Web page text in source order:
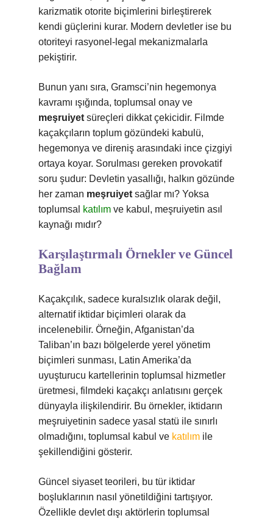
karizmatik otorite biçimlerini birleştirerek
kendi güçlerini kurar. Modern devletler ise bu
otoriteyi rasyonel-legal mekanizmalarla
pekiştirir.
Bunun yanı sıra, Gramsci’nin hegemonya
kavramı ışığında, toplumsal onay ve
meşruiyet süreçleri dikkat çekicidir. Filmde
kaçakçıların toplum gözündeki kabulü,
hegemonya ve direniş arasındaki ince çizgiyi
ortaya koyar. Sorulması gereken provokatif
soru şudur: Devletin yasallığı, halkın gözünde
her zaman meşruiyet sağlar mı? Yoksa
toplumsal
katılım ve kabul, meşruiyetin asıl
kaynağı mıdır?
Karşılaştırmalı Örnekler ve Güncel
Bağlam
Kaçakçılık, sadece kuralsızlık olarak değil,
alternatif iktidar biçimleri olarak da
incelenebilir. Örneğin, Afganistan’da
Taliban’ın bazı bölgelerde yerel yönetim
biçimleri sunması, Latin Amerika’da
uyuşturucu kartellerinin toplumsal hizmetler
üretmesi, filmdeki kaçakçı anlatısını gerçek
dünyayla ilişkilendirir. Bu örnekler, iktidarın
meşruiyetinin sadece yasal statü ile sınırlı
olmadığını, toplumsal kabul ve katılım ile
şekillendiğini gösterir.
Güncel siyaset teorileri, bu tür iktidar
boşluklarının nasıl yönetildiğini tartışıyor.
Özellikle devlet dışı aktörlerin toplumsal